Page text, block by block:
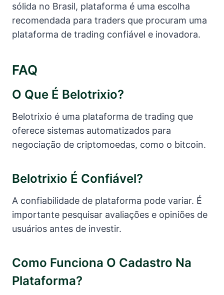
sólida no Brasil, plataforma é uma escolha
recomendada para traders que procuram uma
plataforma de trading confiável e inovadora.
FAQ
O Que É Belotrixio?
Belotrixio é uma plataforma de trading que
oferece sistemas automatizados para
negociação de criptomoedas, como o bitcoin.
Belotrixio É Confiável?
A confiabilidade de plataforma pode variar. É
importante pesquisar avaliações e opiniões de
usuários antes de investir.
Como Funciona O Cadastro Na
Plataforma?